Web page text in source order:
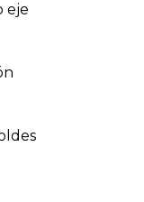
eje